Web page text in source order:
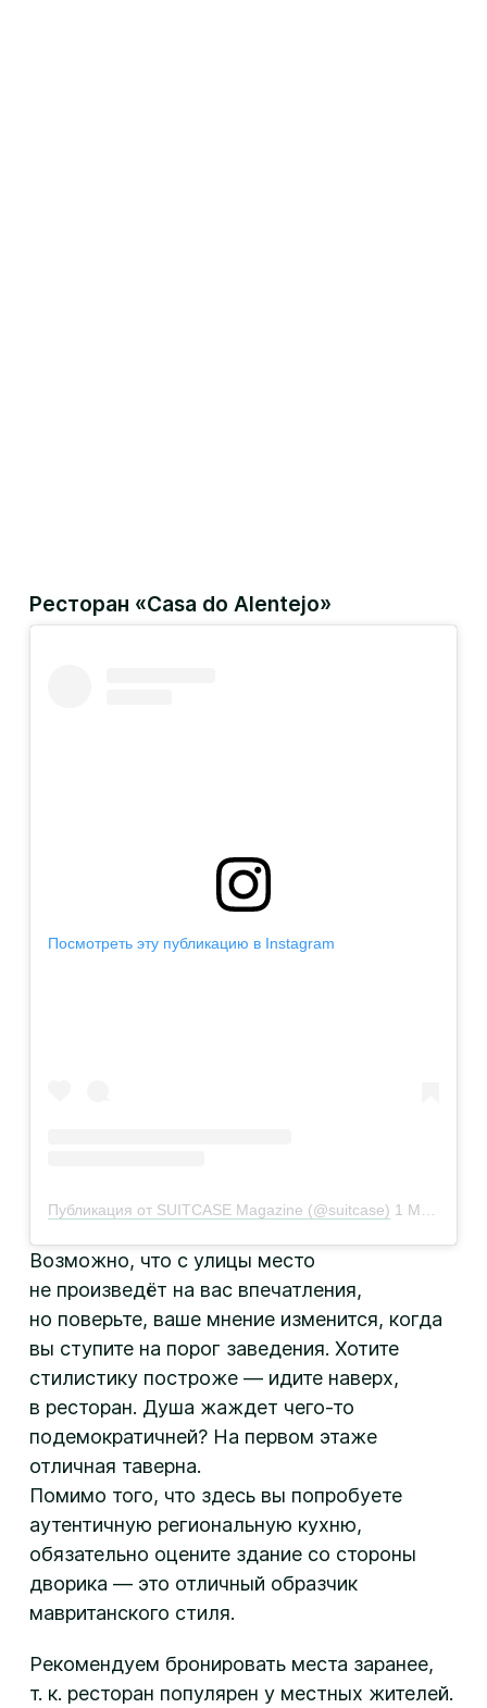
Ресторан «Casa do Alentejo»
Посмотреть эту публикацию в Instagram
Публикация от SUITCASE Magazine (@suitcase) 1 Май 2019 в 12:00 PDT
Возможно, что с улицы место
не произведёт на вас впечатления,
но поверьте, ваше мнение изменится, когда
вы ступите на порог заведения. Хотите
стилистику построже — идите наверх,
в ресторан. Душа жаждет чего-то
подемократичней? На первом этаже
отличная таверна.
Помимо того, что здесь вы попробуете
аутентичную региональную кухню,
обязательно оцените здание со стороны
дворика — это отличный образчик
мавританского стиля.
Рекомендуем бронировать места заранее,
т. к. ресторан популярен у местных жителей.